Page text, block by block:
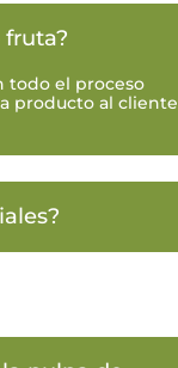
fruta?
todo el proceso
producto al cliente